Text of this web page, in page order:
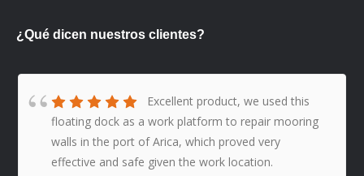
¿Qué dicen nuestros clientes?
Excellent product, we used this
floating dock as a work platform to repair mooring
walls in the port of Arica, which proved very
effective and safe given the work location.